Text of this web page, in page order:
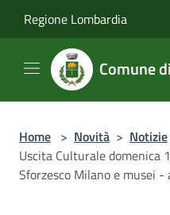
Regione Lombardia
Comune
Home > Novità > Notizie
Uscita Culturale domenica
Sforzesco Milano e musei